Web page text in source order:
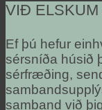
VIÐ ELSKUM
Ef þú hefur
sérsníða húsið
sérfræðing,
samband við